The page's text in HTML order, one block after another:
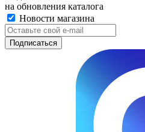
на обновления каталога
Новости магазина